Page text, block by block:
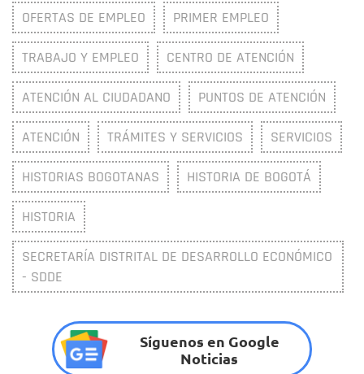
OFERTAS DE EMPLEO PRIMER EMPLEO
TRABAJO Y EMPLEO CENTRO DE ATENCIÓN
ATENCIÓN AL CIUDADANO PUNTOS DE ATENCIÓN
ATENCIÓN TRÁMITES Y SERVICIOS SERVICIOS
HISTORIAS BOGOTANAS HISTORIA DE BOGOTÁ
HISTORIA
SECRETARÍA DISTRITAL DE DESARROLLO ECONÓMICO
- SDDE
Síguenos en Google
Noticias